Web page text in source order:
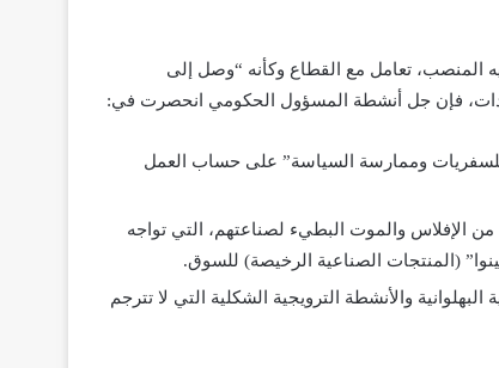
المنصب، تعامل مع القطاع وكأنه “وصل إلى
فإن جل أنشطة المسؤول الحكومي انحصرت في:
وممارسة السياسة” على حساب العمل
الإفلاس والموت البطيء لصناعتهم، التي تواجه
(المنتجات الصناعية الرخيصة) للسوق.
والأنشطة الترويجية الشكلية التي لا تترجم